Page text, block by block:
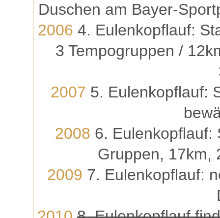
Duschen am Bayer-
2006 4. Eulenkopflauf:
3 Tempogruppen /
2007 5. Eulenkopflauf:
2008 6. Eulenkopflauf:
Gruppen, 17km,
2009 7. Eulenkopflauf: